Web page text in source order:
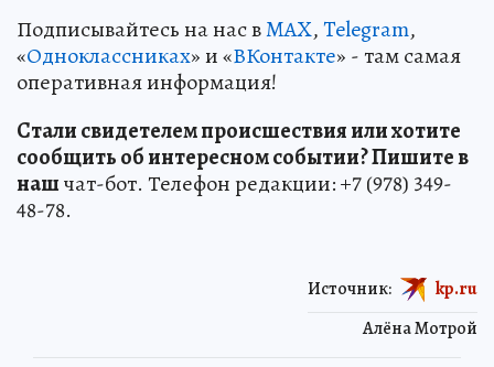
Подписывайтесь на нас вMAX,Telegram,
«Одноклассниках» и «ВКонтакте» - там самая
оперативная информация!
Стали свидетелем происшествия или хотите
сообщить об интересном событии? Пишите в
нашчат-бот. Телефон редакции: +7 (978) 349-
48-78.
Алёна Мотрой
Источник: kp.ru